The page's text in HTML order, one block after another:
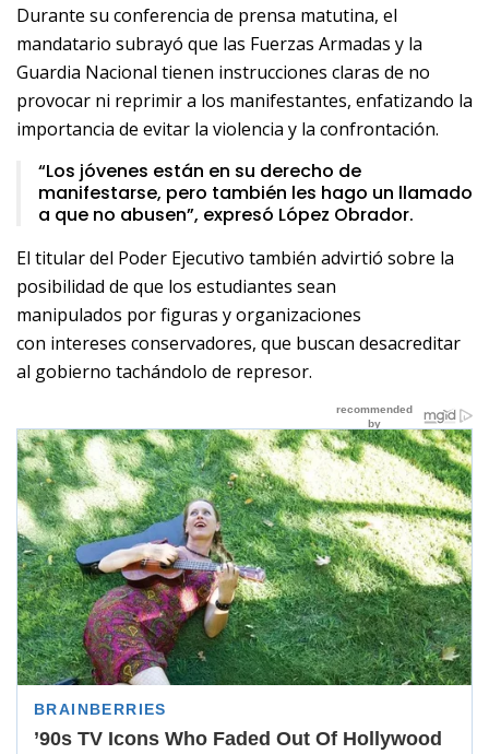
Durante su conferencia de prensa matutina, el
mandatario subrayó que las Fuerzas Armadas y la
Guardia Nacional tienen instrucciones claras de no
provocar ni reprimir a los manifestantes, enfatizando la
importancia de evitar la violencia y la confrontación.
“Los jóvenes están en su derecho de
manifestarse, pero también les hago un llamado
a que no abusen”, expresó López Obrador.
El titular del Poder Ejecutivo también advirtió sobre la
posibilidad de que los estudiantes sean
manipulados por figuras y organizaciones
con intereses conservadores, que buscan desacreditar
al gobierno tachándolo de represor.